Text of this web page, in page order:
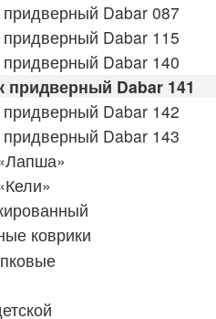
придверный Dabar 087
придверный Dabar 115
придверный Dabar 140
придверный Dabar 141
придверный Dabar 142
придверный Dabar 143
коврики